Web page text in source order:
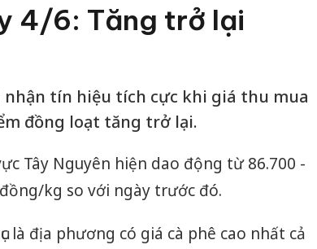
4/6: Tăng trở lại
nhận tín hiệu tích cực khi giá thu mua
đồng loạt tăng trở lại.
Tây Nguyên hiện dao động từ 86.700 -
kg so với ngày trước đó.
là địa phương có giá cà phê cao nhất cả